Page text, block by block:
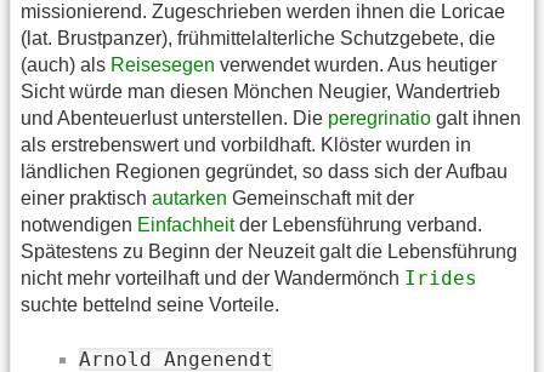
missionierend. Zugeschrieben werden ihnen die Loricae
(lat. Brustpanzer), frühmittelalterliche Schutzgebete, die
(auch) als Reisesegen verwendet wurden. Aus heutiger
Sicht würde man diesen Mönchen Neugier, Wandertrieb
und Abenteuerlust unterstellen. Die peregrinatio galt ihnen
als erstrebenswert und vorbildhaft. Klöster wurden in
ländlichen Regionen gegründet, so dass sich der Aufbau
einer praktisch autarken Gemeinschaft mit der
notwendigen Einfachheitder Lebensführung verband.
Spätestens zu Beginn der Neuzeit galt die Lebensführung
nicht mehr vorteilhaft und der Wandermönch Irides
suchte bettelnd seine Vorteile.
Arnold Angenendt